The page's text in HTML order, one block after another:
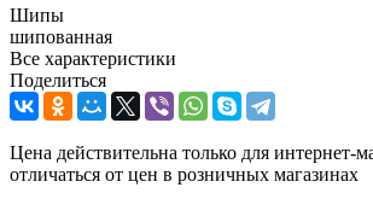
Шипы
шипованная
Все характеристики
Поделиться
Цена действительна только для интернет-
отличаться от цен в розничных магазинах